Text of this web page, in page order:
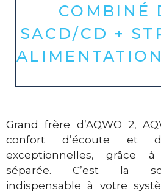
COMBINÉ
SACD/CD +
Grand frère d’AQWO 2,
confort d’écoute et
exceptionnelles, grâce
séparée. C’est la
indispensable à votre